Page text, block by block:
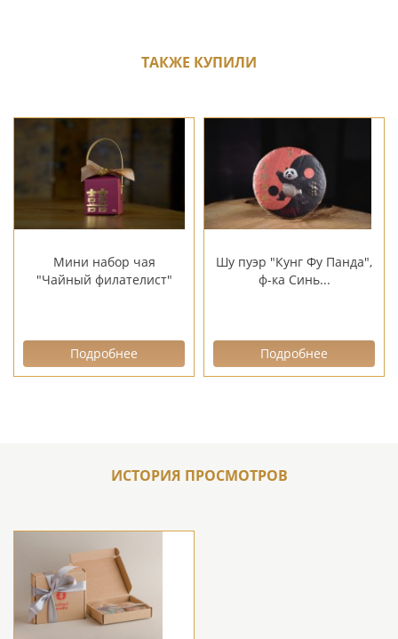
ТАКЖЕ КУПИЛИ
Мини набор чая
"Чайный филателист"
Подробнее
Шу пуэр "Кунг Фу Панда",
ф-ка Синь...
Подробнее
ИСТОРИЯ ПРОСМОТРОВ